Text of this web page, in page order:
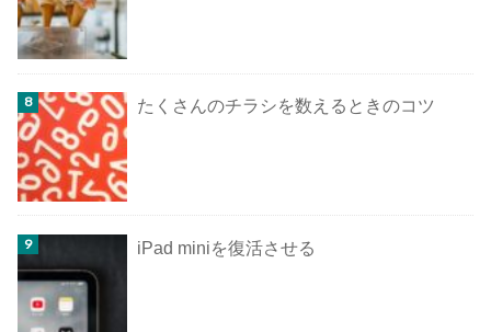
たくさんのチラシを数えるときのコツ
iPad miniを復活させる